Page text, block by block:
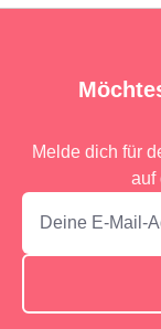
Melde dich für
auf